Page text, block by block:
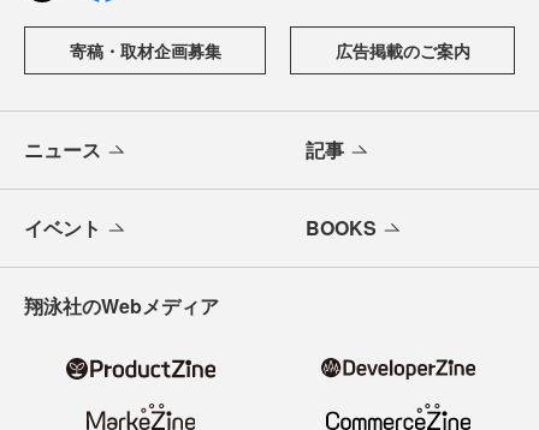
寄稿・取材企画募集 広告掲載のご案内
ニュース 記事
イベント BOOKS
翔泳社のWebメディア